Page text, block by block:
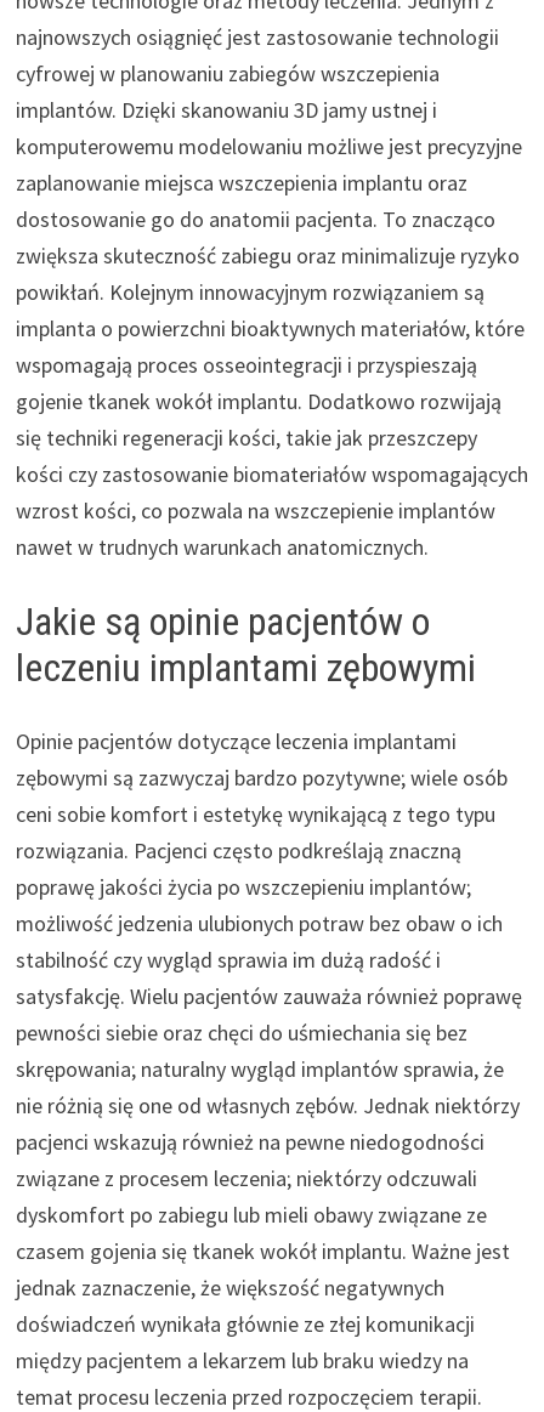
najnowszych osiągnięć jest zastosowanie technologii
cyfrowej w planowaniu zabiegów wszczepienia
implantów. Dzięki skanowaniu 3D jamy ustnej i
komputerowemu modelowaniu możliwe jest precyzyjne
zaplanowanie miejsca wszczepienia implantu oraz
dostosowanie go do anatomii pacjenta. To znacząco
zwiększa skuteczność zabiegu oraz minimalizuje ryzyko
powikłań. Kolejnym innowacyjnym rozwiązaniem są
implanta o powierzchni bioaktywnych materiałów, które
wspomagają proces osseointegracji i przyspieszają
gojenie tkanek wokół implantu. Dodatkowo rozwijają
się techniki regeneracji kości, takie jak przeszczepy
kości czy zastosowanie biomateriałów wspomagających
wzrost kości, co pozwala na wszczepienie implantów
nawet w trudnych warunkach anatomicznych.
Jakie są opinie pacjentów o
leczeniu implantami zębowymi
Opinie pacjentów dotyczące leczenia implantami
zębowymi są zazwyczaj bardzo pozytywne; wiele osób
ceni sobie komfort i estetykę wynikającą z tego typu
rozwiązania. Pacjenci często podkreślają znaczną
poprawę jakości życia po wszczepieniu implantów;
możliwość jedzenia ulubionych potraw bez obaw o ich
stabilność czy wygląd sprawia im dużą radość i
satysfakcję. Wielu pacjentów zauważa również poprawę
pewności siebie oraz chęci do uśmiechania się bez
skrępowania; naturalny wygląd implantów sprawia, że
nie różnią się one od własnych zębów. Jednak niektórzy
pacjenci wskazują również na pewne niedogodności
związane z procesem leczenia; niektórzy odczuwali
dyskomfort po zabiegu lub mieli obawy związane ze
czasem gojenia się tkanek wokół implantu. Ważne jest
jednak zaznaczenie, że większość negatywnych
doświadczeń wynikała głównie ze złej komunikacji
między pacjentem a lekarzem lub braku wiedzy na
temat procesu leczenia przed rozpoczęciem terapii.